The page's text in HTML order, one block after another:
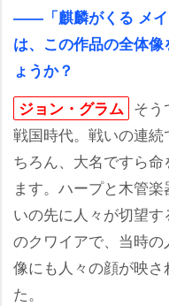
――「麒麟がくる メイ
は、この作品の全体
ょうか？
ジョン・グラム そう
戦国時代。戦いの連
ちろん、大名ですら
ます。ハープと木管
いの先に人々が切望
のクワイアで、当時
像にも人々の顔が映
た。